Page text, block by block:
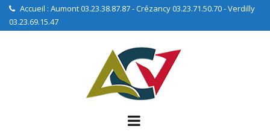
Accueil : Aumont 03.23.38.87.87 - Crézancy 03.23.71.50.70 - Verdilly
03.23.69.15.47